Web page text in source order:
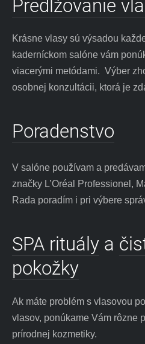
Predlžovanie
Krásne vlasy sú výsadou
kaderníckom salóne vám
viacerými metódami. Výber
osobnej konzultácii, ktorá je
Poradenstvo
V salóne používam a
značky L’Oréal Professionel,
Rada poradím i pri výbere
SPA rituály a
pokožky
Ak máte problém s vlasovou
vlasov, ponúkame Vám rôzne
prírodnej kozmetiky.